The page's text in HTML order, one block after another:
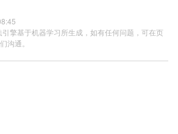
擎基于机器学习所生成，如有任何问题，可在页
沟通。